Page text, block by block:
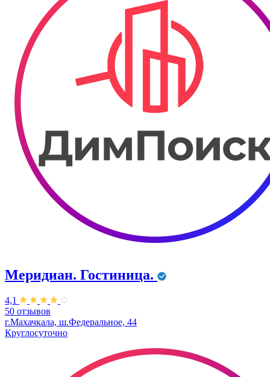
Меридиан. Гостиница.
4,1
50 отзывов
г.Махачкала, ш.Федеральное, 44
Круглосуточно